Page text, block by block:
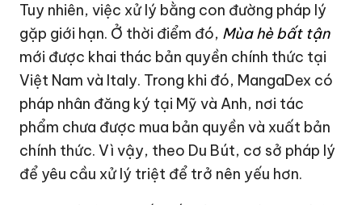
Tuy nhiên, việc xử lý bằng con đường pháp lý
gặp giới hạn. Ở thời điểm đó, Mùa hè bất tận
mới được khai thác bản quyền chính thức tại
Việt Nam và Italy. Trong khi đó, MangaDex có
pháp nhân đăng ký tại Mỹ và Anh, nơi tác
phẩm chưa được mua bản quyền và xuất bản
chính thức. Vì vậy, theo Du Bút, cơ sở pháp lý
để yêu cầu xử lý triệt để trở nên yếu hơn.